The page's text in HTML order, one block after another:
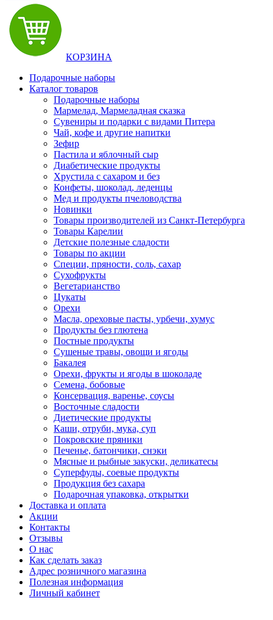
КОРЗИНА
Подарочные наборы
Каталог товаров
Подарочные наборы
Мармелад, Мармеладная сказка
Сувениры и подарки с видами Питера
Чай, кофе и другие напитки
Зефир
Пастила и яблочный сыр
Диабетические продукты
Хрустила с сахаром и без
Конфеты, шоколад, леденцы
Мед и продукты пчеловодства
Новинки
Товары производителей из Санкт-Петербурга
Товары Карелии
Детские полезные сладости
Товары по акции
Специи, пряности, соль, сахар
Сухофрукты
Вегетарианство
Цукаты
Орехи
Масла, ореховые пасты, урбечи, хумус
Продукты без глютена
Постные продукты
Сушеные травы, овощи и ягоды
Бакалея
Орехи, фрукты и ягоды в шоколаде
Семена, бобовые
Консервация, варенье, соусы
Восточные сладости
Диетические продукты
Каши, отруби, мука, суп
Покровские пряники
Печенье, батончики, снэки
Мясные и рыбные закуски, деликатесы
Суперфуды, соевые продукты
Продукция без сахара
Подарочная упаковка, открытки
Доставка и оплата
Акции
Контакты
Отзывы
О нас
Как сделать заказ
Адрес розничного магазина
Полезная информация
Личный кабинет